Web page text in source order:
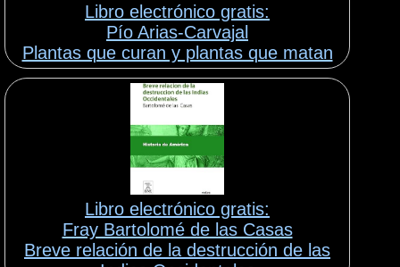
Libro electrónico gratis:
Pío Arias-Carvajal
Plantas que curan y plantas que matan
Libro electrónico gratis:
Fray Bartolomé de las Casas
Breve relación de la destrucción de las